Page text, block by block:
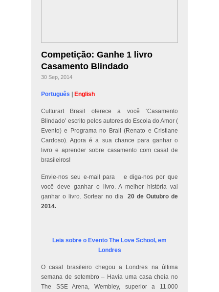
Competição: Ganhe 1 livro
Casamento Blindado
30 Sep, 2014
Português English
Culturart Brasil oferece a você ‘Casamento
Blindado’ escrito pelos autores do Escola do Amor (
Evento) e Programa no Brail (Renato e Cristiane
Cardoso). Agora é a sua chance para ganhar o
livro e aprender sobre casamento com casal de
brasileiros!
Envie-nos seu e-mail para
e diga-nos por que
você deve ganhar o livro. A melhor história vai
ganhar o livro. Sortear no dia
20 de Outubro de
2014.
Leia sobre o Evento The Love School, em
Londres
O casal brasileiro chegou a Londres na última
semana de setembro – Havia uma casa cheia no
The SSE Arena, Wembley, superior a 11.000